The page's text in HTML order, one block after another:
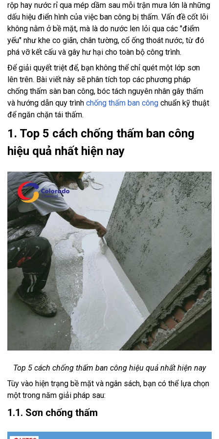
rộp hay nước rỉ qua mép dầm sau mỗi trận mưa lớn là những
dấu hiệu điển hình của việc ban công bị thấm. Vấn đề cốt lõi
không nằm ở bề mặt, mà là do nước len lỏi qua các "điểm
yếu" như khe co giãn, chân tường, cổ ống thoát nước, từ đó
phá vỡ kết cấu và gây hư hại cho toàn bộ công trình.
Để giải quyết triệt để, bạn không thể chỉ quét một lớp sơn
lên trên. Bài viết này sẽ phân tích top các phương pháp
chống thấm sàn ban công, bóc tách nguyên nhân gây thấm
và hướng dẫn quy trình chống thấm ban công chuẩn kỹ thuật
để ngăn chặn tái thấm.
1. Top 5 cách chống thấm ban công
hiệu quả nhất hiện nay
Top 5 cách chống thấm ban công hiệu quả nhất hiện nay
Tùy vào hiện trạng bề mặt và ngân sách, bạn có thể lựa chọn
một trong năm giải pháp sau:
1.1. Sơn chống thấm